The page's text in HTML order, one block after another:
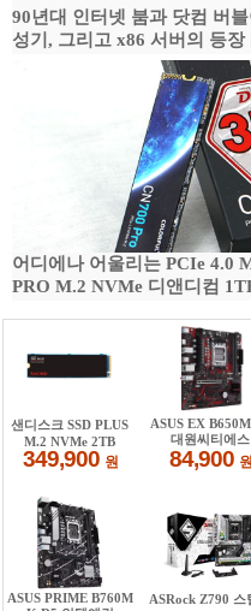
90년대 인터넷 붐과 닷컴 버
성기, 그리고 x86 서버의 등장
어디에나 어울리는 PCIe 4.0
PRO M.2 NVMe 디앤디컴